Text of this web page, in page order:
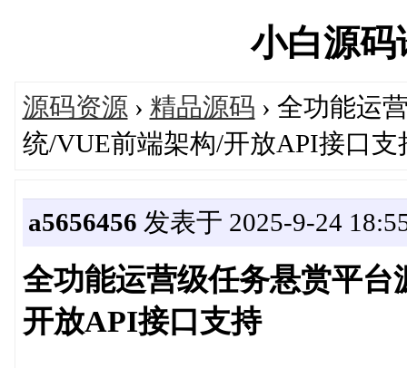
小白源
源码资源 › 精品源码 › 全功能运
统/VUE前端架构/开放API接口支
a5656456 发表于 2025-9-24
全功能运营级任务悬赏平
开放API接口支持